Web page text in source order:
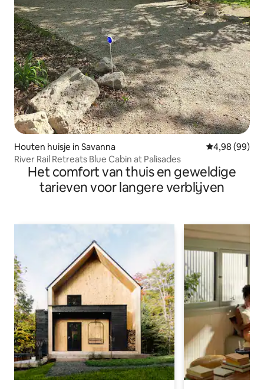
Houten huisje in Savanna Gemiddelde
4,98 (99)
River Rail Retreats Blue Cabin at Palisades
Het comfort van thuis en geweldige
tarieven voor langere verblijven